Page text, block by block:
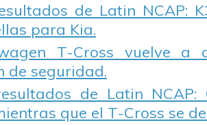
de Latin NCAP:
para Kia.
T-Cross vuelve a
de seguridad.
de Latin NCAP:
que el T-Cross se